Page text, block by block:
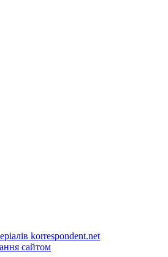
korrespondent.net
сайтом